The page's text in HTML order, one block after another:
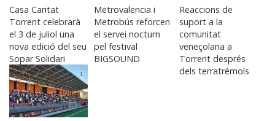
Casa Caritat
Torrent celebrarà
el 3 de juliol una
nova edició del seu
Sopar Solidari
Metrovalencia i
Metrobús reforcen
el servei nocturn
pel festival
BIGSOUND
Reaccions de
suport a la
comunitat
veneçolana a
Torrent després
dels terratrémols